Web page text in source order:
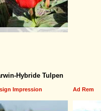
Hybride Tulpen
Impression Ad Rem